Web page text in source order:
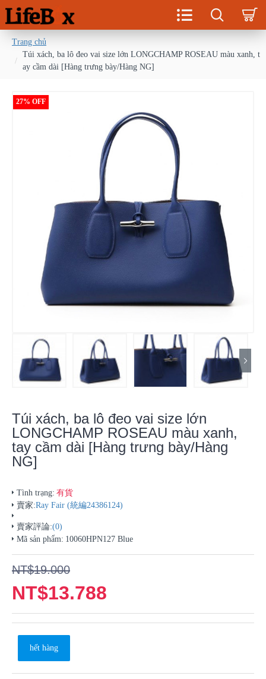
Trang chủ
Túi xách, ba lô đeo vai size lớn LONGCHAMP ROSEAU màu xanh, t
ay cầm dài [Hàng trưng bày/Hàng NG]
27% OFF
Túi xách, ba lô đeo vai size lớn
LONGCHAMP ROSEAU màu xanh,
tay cầm dài [Hàng trưng bày/Hàng
NG]
Tình trạng: 有貨
賣家:Ray Fair (統編24386124)
賣家評論:(0)
Mã sản phẩm: 10060HPN127 Blue
NT$13.788
NT$19.000
hết hàng